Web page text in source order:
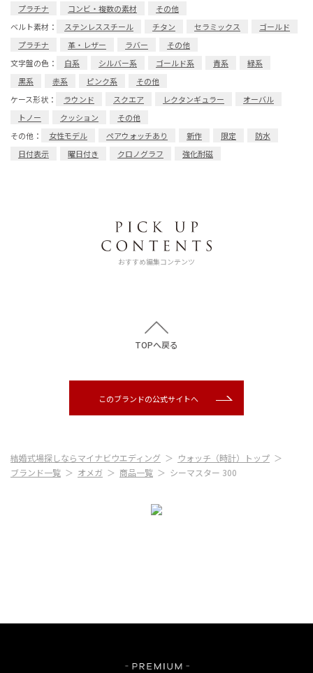
プラチナ
コンビ・複数の素材
その他
ベルト素材：
ステンレススチール チタン セラミックス
ゴールド
プラチナ
革・レザー ラバー
その他
文字盤の色：
白系 シルバー系 ゴールド系 青系
緑系
黒系
赤系 ピンク系
その他
ケース形状：
ラウンド スクエア レクタンギュラー
オーバル
トノー
クッション
その他
その他：
女性モデル ペアウォッチあり 新作 限定
防水
日付表示
曜日付き クロノグラフ 強化耐磁
おすすめ編集コンテンツ
TOPへ戻る
このブランドの公式サイトへ
結婚式場探しならマイナビウエディング
ウォッチ（時計）トップ
ブランド一覧
オメガ 商品一覧 シーマスター 300